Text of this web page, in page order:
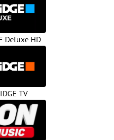
Deluxe HD
TV